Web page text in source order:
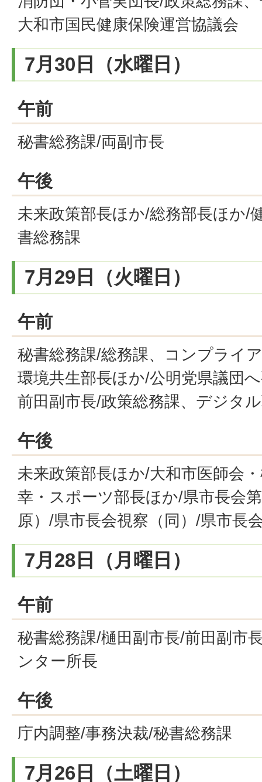
大和市国民健康保険運営協議会
7月30日（水曜日）
午前
秘書総務課/両副市長
午後
未来政策部長ほか/総務部長ほか/
書総務課
7月29日（火曜日）
午前
秘書総務課/総務課、コンプライ
環境共生部長ほか/公明党県議団
前田副市長/政策総務課、デジタ
午後
未来政策部長ほか/大和市医師会
幸・スポーツ部長ほか/県市長会
原）/県市長会視察（同）/県市長
7月28日（月曜日）
午前
秘書総務課/樋田副市長/前田副市
ンター所長
午後
庁内調整/事務決裁/秘書総務課
7月26日（土曜日）